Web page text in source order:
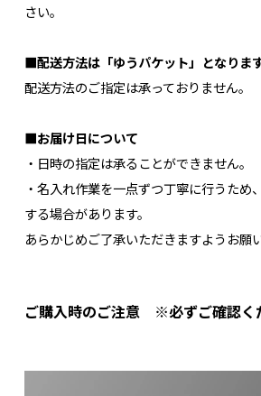
さい。
■配送方法は「ゆうパケット」となります
配送方法のご指定は承っておりません。
■お届け日について
・日時の指定は承ることができません。
・名入れ作業を一点ずつ丁寧に行うため
する場合があります。
あらかじめご了承いただきますようお願
ご購入時のご注意 ※必ずご確認く